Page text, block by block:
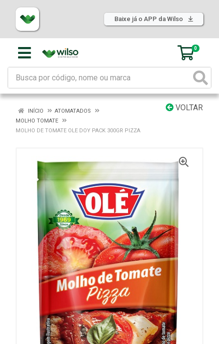
Baixe já o APP da Wilso
0
VOLTAR
INÍCIO
ATOMATADOS
MOLHO TOMATE
MOLHO DE TOMATE OLE DOY PACK 300GR PIZZA